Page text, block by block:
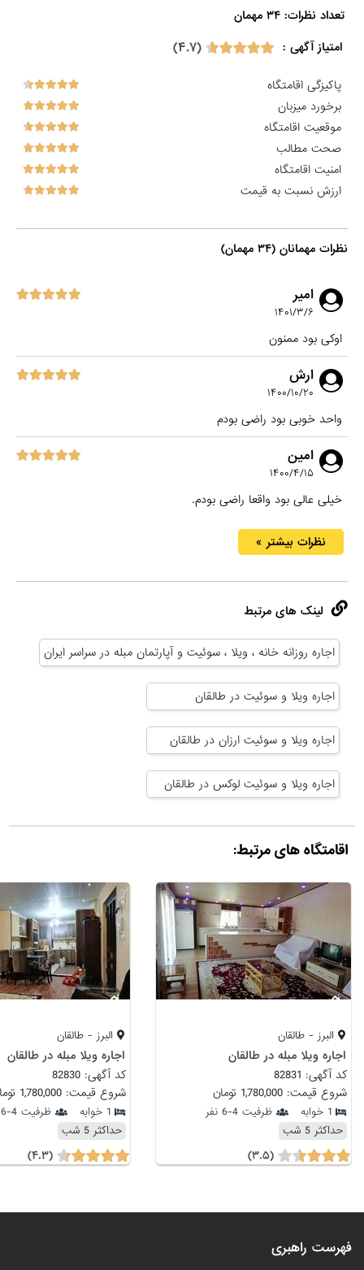
تعداد نظرات: ۳۴ مهمان
امتیاز آگهی :
(۴.۷)
پاکیزگی اقامتگاه
برخورد میزبان
موقعیت اقامتگاه
صحت مطالب
امنیت اقامتگاه
ارزش نسبت به قیمت
نظرات مهمانان (۳۴ مهمان)
امیر
۱۴۰۱/۳/۶
اوکی بود ممنون
ارش
۱۴۰۰/۱۰/۲۰
واحد خوبی بود راضی بودم
امین
۱۴۰۰/۴/۱۵
خیلی عالی بود واقعا راضی بودم.
نظرات بیشتر »
لینک های مرتبط
اجاره روزانه خانه ، ویلا ، سوئیت و آپارتمان مبله در سراسر ایران
اجاره ویلا و سوئیت در طالقان
اجاره ویلا و سوئیت ارزان در طالقان
اجاره ویلا و سوئیت لوکس در طالقان
اقامتگاه های مرتبط:
البرز - طالقان
اجاره ویلا مبله در طالقان
کد آگهی: 82831
شروع قیمت: 1,780,000 تومان
1 خوابه
ظرفیت 4-6 نفر
حداکثر 5 شب
(۳.۵)
البرز - طالقان
اجاره ویلا مبله در طالقان
کد آگهی: 82830
شروع قیمت: 1,780,000 تومان
1 خوابه
ظرفیت 4-6 نفر
حداکثر 5 شب
(۴.۳)
فهرست راهبری